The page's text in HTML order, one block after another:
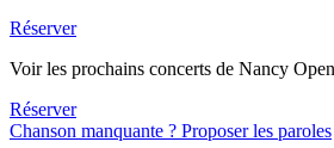
Réserver
Voir les prochains concerts de Nancy
Réserver
Chanson manquante ? Proposer les paroles